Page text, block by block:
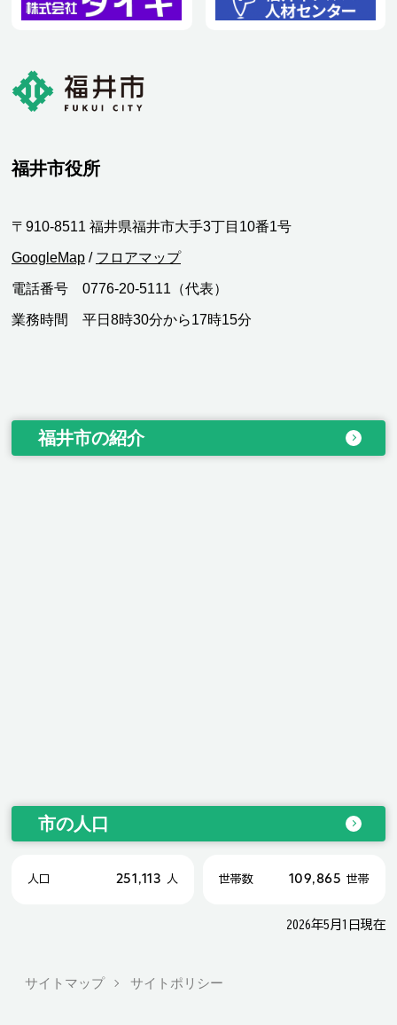
福井市役所
〒910-8511 福井県福井市大手3丁目10番1号
GoogleMap / フロアマップ
電話番号 0776-20-5111（代表）
業務時間 平日8時30分から17時15分
福井市の紹介
市の人口
人口 251,113 人 世帯数 109,865 世帯
2026年5月1日現在
サイトマップ サイトポリシー